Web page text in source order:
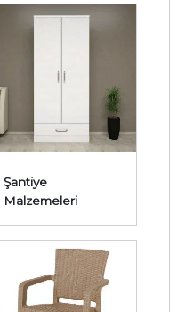
Şantiye
Malzemeleri